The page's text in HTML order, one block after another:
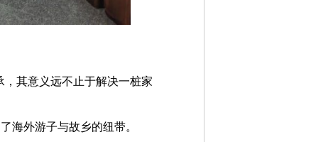
其意义远不止于解决一桩家
海外游子与故乡的纽带。